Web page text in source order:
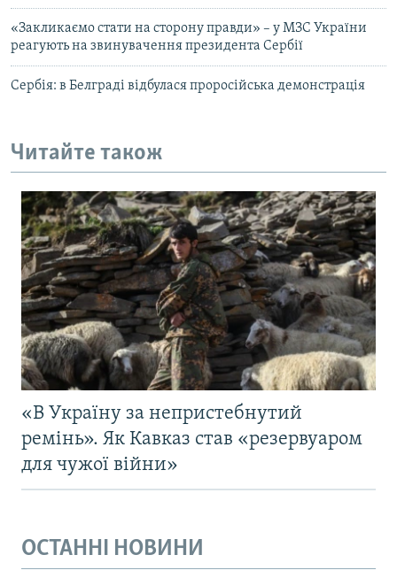
«Закликаємо стати на сторону правди» – у МЗС України
реагують на звинувачення президента Сербії
Сербія: в Белграді відбулася проросійська демонстрація
Читайте також
«В Україну за непристебнутий
ремінь». Як Кавказ став «резервуаром
для чужої війни»
ОСТАННІ НОВИНИ